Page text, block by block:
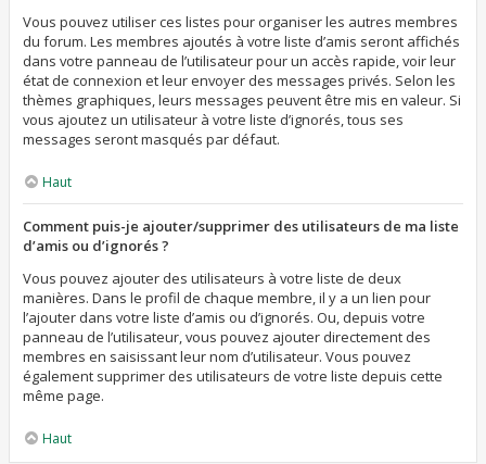
Vous pouvez utiliser ces listes pour organiser les autres membres
du forum. Les membres ajoutés à votre liste d’amis seront affichés
dans votre panneau de l’utilisateur pour un accès rapide, voir leur
état de connexion et leur envoyer des messages privés. Selon les
thèmes graphiques, leurs messages peuvent être mis en valeur. Si
vous ajoutez un utilisateur à votre liste d’ignorés, tous ses
messages seront masqués par défaut.
Haut
Comment puis-je ajouter/supprimer des utilisateurs de ma liste
d’amis ou d’ignorés ?
Vous pouvez ajouter des utilisateurs à votre liste de deux
manières. Dans le profil de chaque membre, il y a un lien pour
l’ajouter dans votre liste d’amis ou d’ignorés. Ou, depuis votre
panneau de l’utilisateur, vous pouvez ajouter directement des
membres en saisissant leur nom d’utilisateur. Vous pouvez
également supprimer des utilisateurs de votre liste depuis cette
même page.
Haut